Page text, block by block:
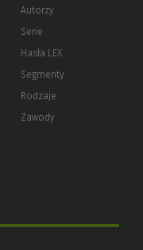
Autorzy
Serie
Hasła LEX
Segmenty
Rodzaje
Zawody